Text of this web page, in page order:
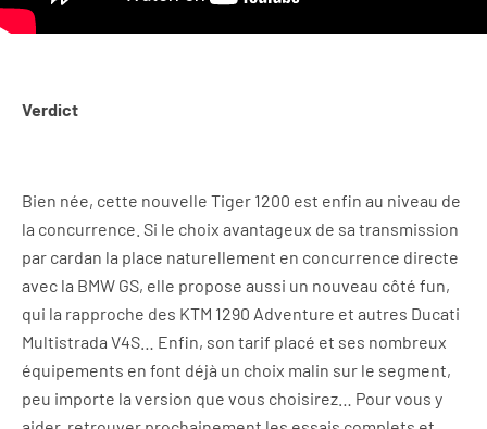
Verdict
Bien née, cette nouvelle Tiger 1200 est enfin au niveau de
la concurrence. Si le choix avantageux de sa transmission
par cardan la place naturellement en concurrence directe
avec la BMW GS, elle propose aussi un nouveau côté fun,
qui la rapproche des KTM 1290 Adventure et autres Ducati
Multistrada V4S… Enfin, son tarif placé et ses nombreux
équipements en font déjà un choix malin sur le segment,
peu importe la version que vous choisirez… Pour vous y